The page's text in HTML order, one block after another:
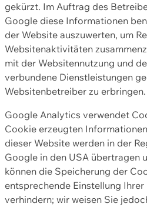
gekürzt. Im Auftrag des
Google diese Informationen
der Website auszuwerten, um
Websitenaktivitäten
mit der Websitennutzung und
verbundene Dienstleistungen
Websitenbetreiber zu erbringen.
Google Analytics verwendet
Cookie erzeugten
dieser Website werden in der
Google in den USA übertragen
können die Speicherung der
entsprechende Einstellung
verhindern; wir weisen Sie